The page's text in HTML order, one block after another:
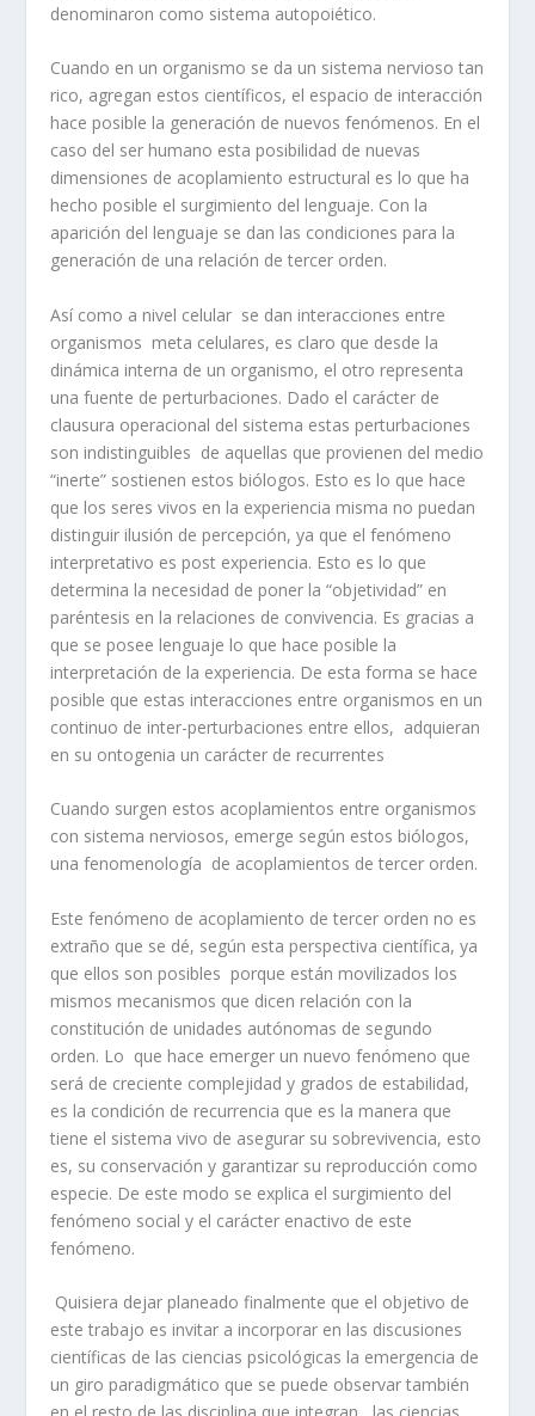
denominaron como sistema autopoiético.
Cuando en un organismo se da un sistema nervioso tan
rico, agregan estos científicos, el espacio de interacción
hace posible la generación de nuevos fenómenos. En el
caso del ser humano esta posibilidad de nuevas
dimensiones de acoplamiento estructural es lo que ha
hecho posible el surgimiento del lenguaje. Con la
aparición del lenguaje se dan las condiciones para la
generación de una relación de tercer orden.
Así como a nivel celular se dan interacciones entre
organismos meta celulares, es claro que desde la
dinámica interna de un organismo, el otro representa
una fuente de perturbaciones. Dado el carácter de
clausura operacional del sistema estas perturbaciones
son indistinguibles de aquellas que provienen del medio
“inerte” sostienen estos biólogos. Esto es lo que hace
que los seres vivos en la experiencia misma no puedan
distinguir ilusión de percepción, ya que el fenómeno
interpretativo es post experiencia. Esto es lo que
determina la necesidad de poner la “objetividad” en
paréntesis en la relaciones de convivencia. Es gracias a
que se posee lenguaje lo que hace posible la
interpretación de la experiencia. De esta forma se hace
posible que estas interacciones entre organismos en un
continuo de inter-perturbaciones entre ellos, adquieran
en su ontogenia un carácter de recurrentes
Cuando surgen estos acoplamientos entre organismos
con sistema nerviosos, emerge según estos biólogos,
una fenomenología de acoplamientos de tercer orden.
Este fenómeno de acoplamiento de tercer orden no es
extraño que se dé, según esta perspectiva científica, ya
que ellos son posibles porque están movilizados los
mismos mecanismos que dicen relación con la
constitución de unidades autónomas de segundo
orden. Lo que hace emerger un nuevo fenómeno que
será de creciente complejidad y grados de estabilidad,
es la condición de recurrencia que es la manera que
tiene el sistema vivo de asegurar su sobrevivencia, esto
es, su conservación y garantizar su reproducción como
especie. De este modo se explica el surgimiento del
fenómeno social y el carácter enactivo de este
fenómeno.
Quisiera dejar planeado finalmente que el objetivo de
este trabajo es invitar a incorporar en las discusiones
científicas de las ciencias psicológicas la emergencia de
un giro paradigmático que se puede observar también